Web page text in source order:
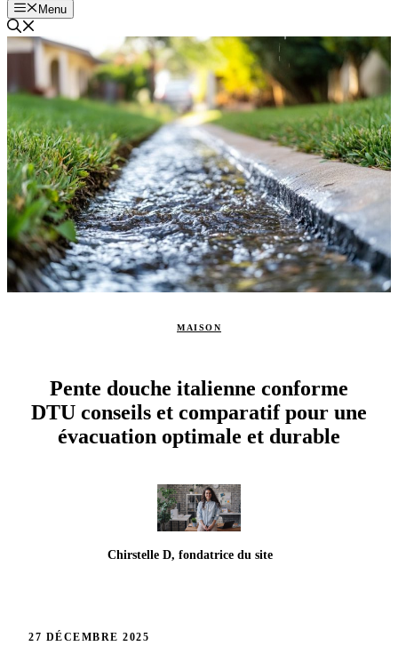
Menu
MAISON
Pente douche italienne conforme
DTU conseils et comparatif pour une
évacuation optimale et durable
Chirstelle D, fondatrice du site
27 DÉCEMBRE 2025